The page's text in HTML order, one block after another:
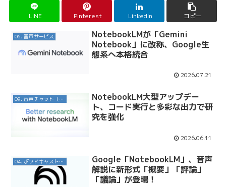
LINE Pinterest LinkedIn コピー
06. 音声サービス
NotebookLMが「Gemini
Notebook」に改称、Google生
態系へ本格統合
2026.07.21
09. 音声チャット（対話AI）
NotebookLM大型アップデー
ト、コード実行と多彩な出力で研
究を強化
2026.06.11
04. ポッドキャスト配信・制作等
Google「NotebookLM」、音声
解説に新形式「概要」「⁠評論」
「⁠議論」が登場！